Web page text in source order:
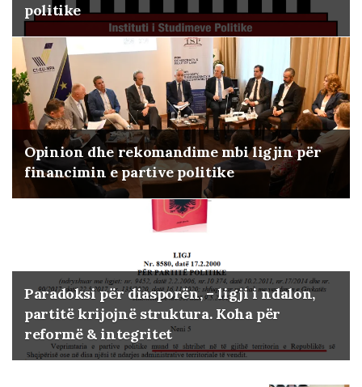
politike
Opinion dhe rekomandime mbi ligjin për
financimin e partive politike
Paradoksi për diasporën, – ligji i ndalon,
partitë krijojnë struktura. Koha për
reformë & integritet